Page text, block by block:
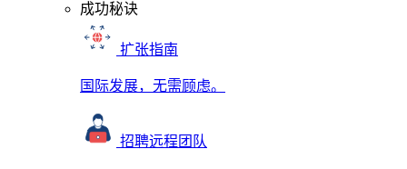
成功秘诀
扩张指南
国际发展，无需顾虑。
招聘远程团队